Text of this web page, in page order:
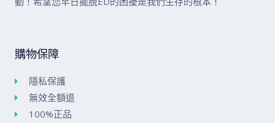
購物保障
隱私保護
無效全額退
100%正品